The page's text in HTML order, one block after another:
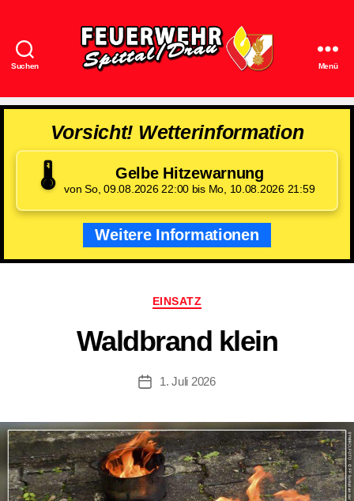
Suchen
Spittal/Drau
Menü
Vorsicht! Wetterinformation
🌡️ Gelbe Hitzewarnung
von So, 09.08.2026 22:00 bis Mo, 10.08.2026 21:59
Weitere Informationen
Kategorien
EINSATZ
Waldbrand klein
Beitragsdatum
1. Juli 2026